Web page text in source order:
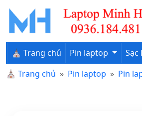
⛪ Trang chủ Pin laptop Sạc
⛪ Trang chủ Pin laptop Pin